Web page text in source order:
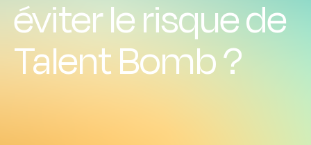
éviter le risque de
Talent Bomb ?